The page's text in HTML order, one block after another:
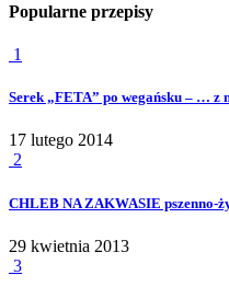
Popularne przepisy
1
Serek „FETA” po wegańsku – … z
17 lutego 2014
2
CHLEB NA ZAKWASIE pszenno-
29 kwietnia 2013
3